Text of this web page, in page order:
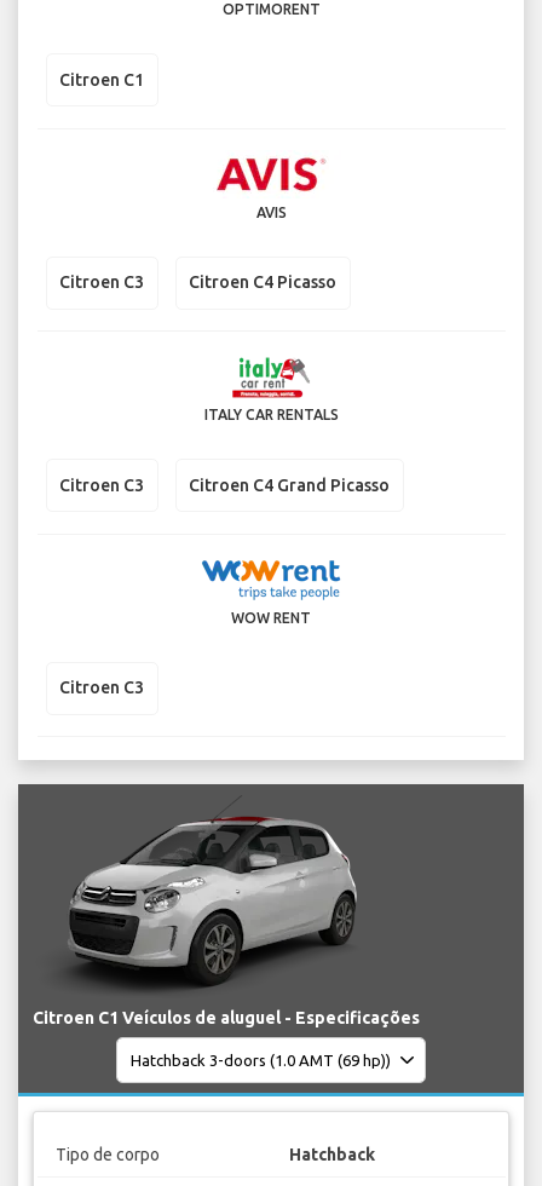
OPTIMORENT
Citroen C1
AVIS
Citroen C3 Citroen C4 Picasso
ITALY CAR RENTALS
Citroen C3 Citroen C4 Grand Picasso
WOW RENT
Citroen C3
Citroen C1 Veículos de aluguel - Especificações
Tipo de corpo Hatchback